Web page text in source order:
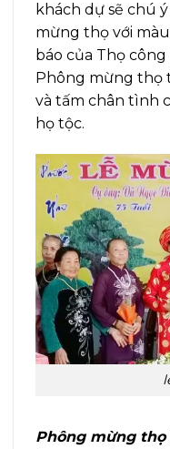
khách dự sẽ chú
mừng thọ với
báo của Thọ
Phông mừng thọ
và tấm chân tình
họ tộc.
Phông mừng thọ